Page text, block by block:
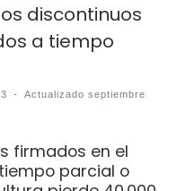
discontinuos
a tiempo
- Actualizadoseptiembre
firmados en el
parcial o